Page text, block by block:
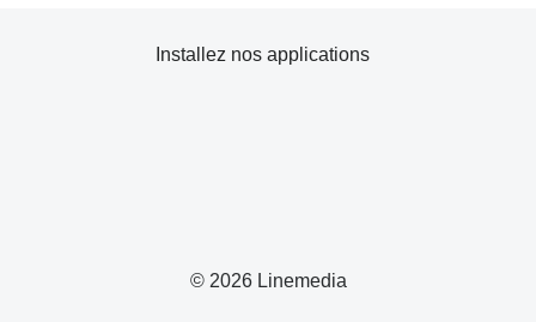
© 2026 Linemedia
Installez nos applications